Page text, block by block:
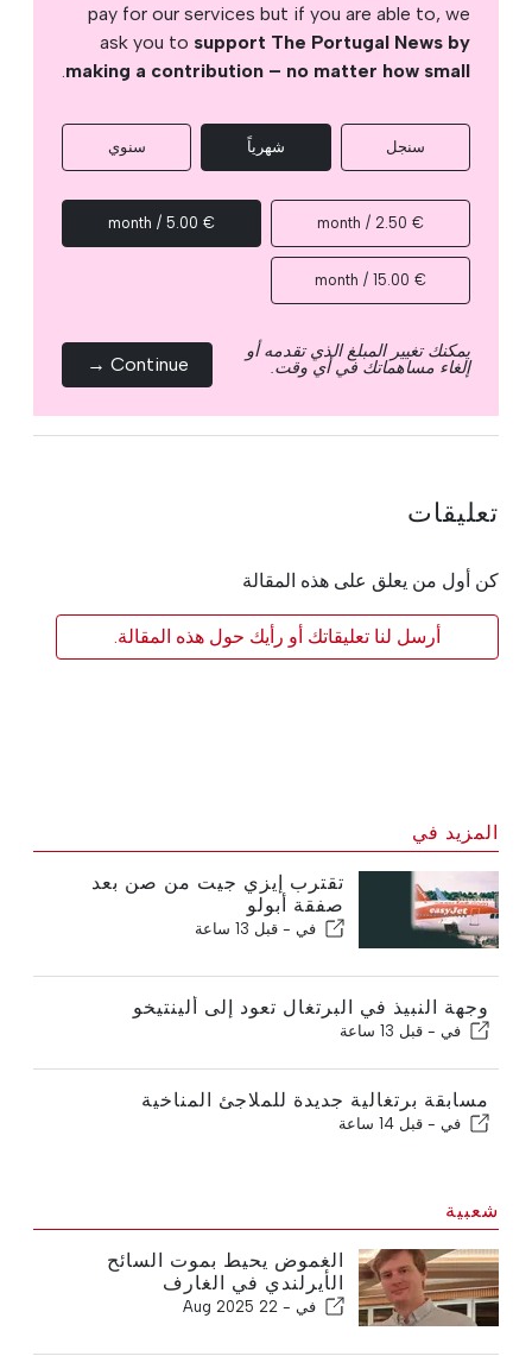
pay for our services but if you are able to, we
ask you to support The Portugal News by
making a contribution – no matter how small
.
سنجل شهرياً سنوي
€ 2.50 / month
€ 5.00 / month
€ 15.00 / month
يمكنك تغيير المبلغ الذي تقدمه أو
إلغاء مساهماتك في أي وقت. Continue →
تعليقات
كن أول من يعلق على هذه المقالة
أرسل لنا تعليقاتك أو رأيك حول هذه المقالة.
المزيد في
تقترب إيزي جيت من صن بعد
صفقة أبولو
في - قبل 13 ساعة
وجهة النبيذ في البرتغال تعود إلى ألينتيخو
في - قبل 13 ساعة
مسابقة برتغالية جديدة للملاجئ المناخية
في - قبل 14 ساعة
شعبية
الغموض يحيط بموت السائح
الأيرلندي في الغارف
في - 22 Aug 2025